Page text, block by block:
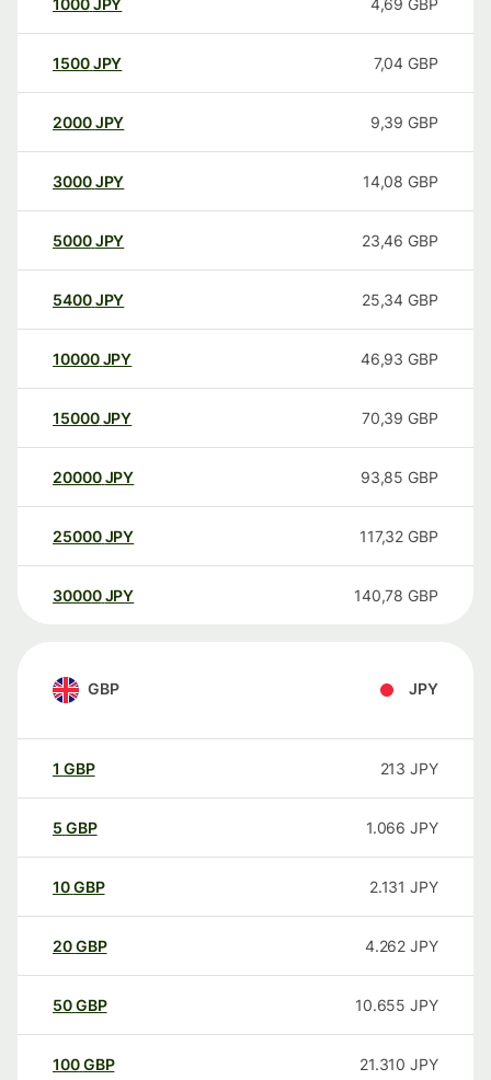
1000JPY 4,69 GBP
1500JPY 7,04 GBP
2000JPY 9,39 GBP
3000JPY 14,08 GBP
5000JPY 23,46 GBP
5400JPY 25,34 GBP
10000 JPY 46,93 GBP
15000 JPY 70,39 GBP
20000 JPY 93,85 GBP
25000 JPY 117,32 GBP
30000 JPY 140,78 GBP
GBP JPY
1 GBP 213 JPY
5 GBP 1.066 JPY
10GBP 2.131 JPY
20GBP 4.262 JPY
50GBP 10.655 JPY
100GBP 21.310 JPY